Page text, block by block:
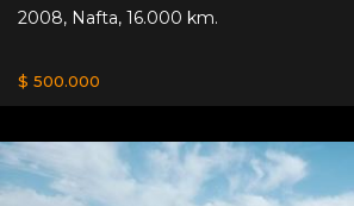
2008, Nafta, 16.000 km.
$ 500.000